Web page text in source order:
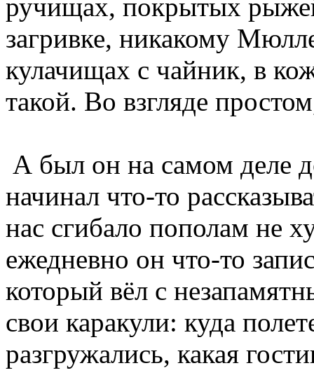
ручищах, покрытых
загривке, никакому
кулачищах с чайник, в
такой. Во взгляде
А был он на самом деле
начинал что-то
нас сгибало пополам не
ежедневно он что-то
который вёл с
свои каракули: куда
разгружались, какая